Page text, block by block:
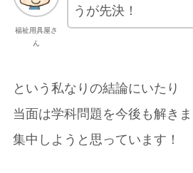
福祉用具屋さ
ん
うが先決！
という私なりの結論にいたり
当面は学科問題を今後も解き
集中しようと思っています！